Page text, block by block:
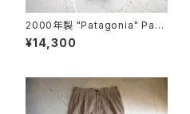
2000年製 "Patagonia" Pata
loha shorts
¥14,300